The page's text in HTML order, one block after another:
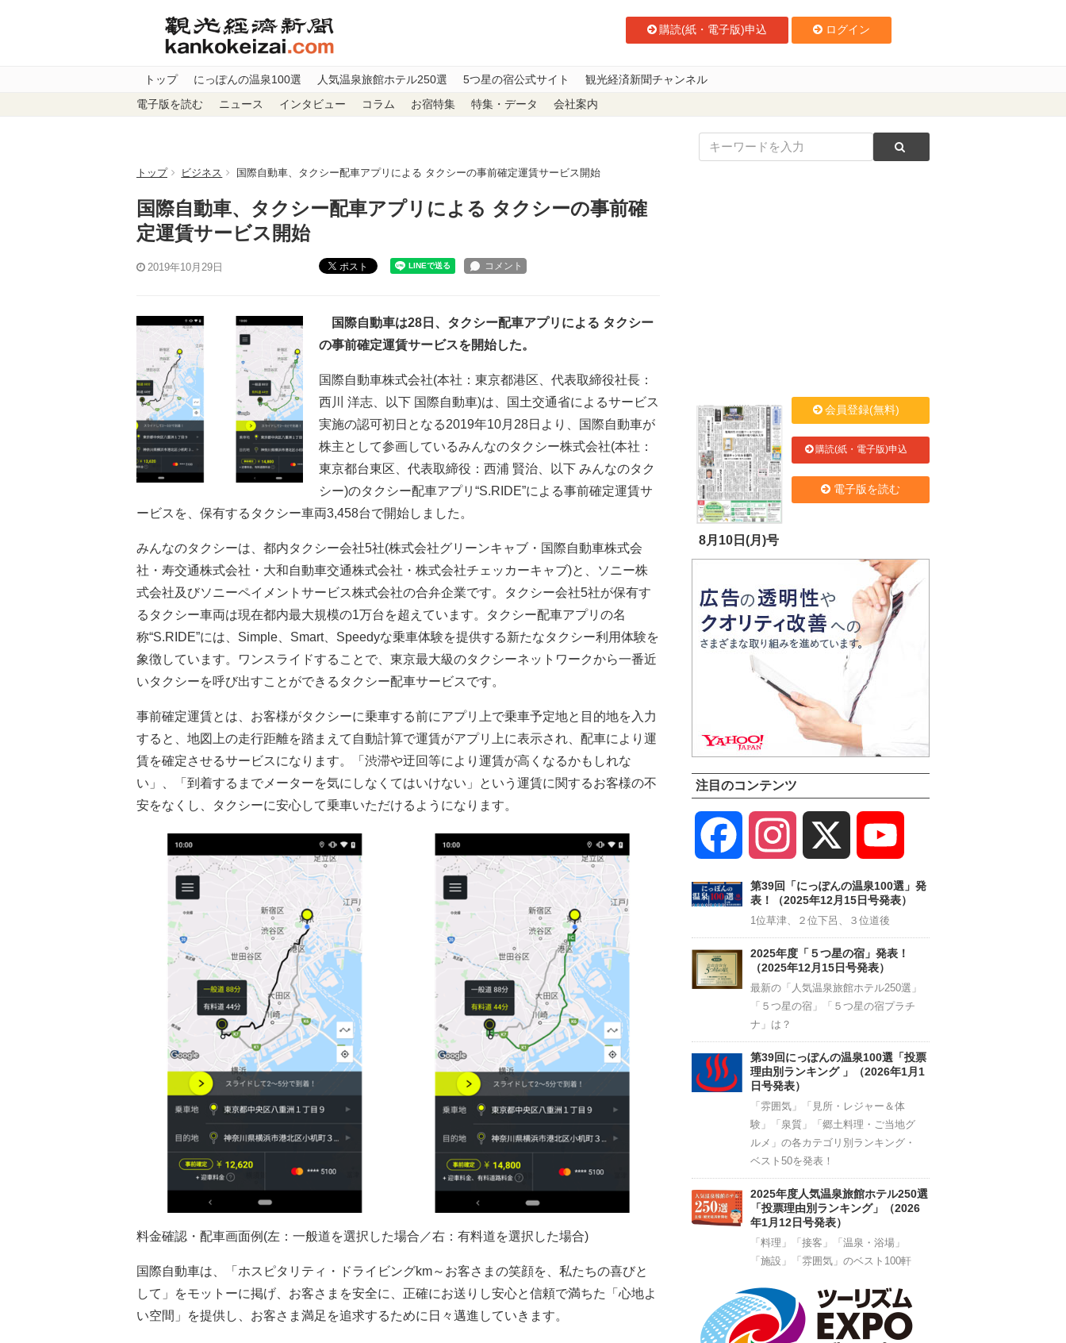
購読(紙・電子版)申込 ログイン
トップ にっぽんの温泉100選 人気温泉旅館ホテル250選 5つ星の宿公式サイト 観光経済新聞チャンネル
電子版を読む ニュース インタビュー コラム お宿特集 特集・データ 会社案内
トップ ビジネス 国際自動車、タクシー配車アプリによる タクシーの事前確定運賃サービス開始
国際自動車、タクシー配車アプリによる タクシーの事前確
定運賃サービス開始
2019年10月29日 ポスト
国際自動車は28日、 タクシー配車アプリによる タクシー
の事前確定運賃サービスを開始した。
国際自動車株式会社(本社：東京都港区、代表取締役社長：
西川 洋志、以下 国際自動車)は、国土交通省によるサービス
実施の認可初日となる2019年10月28日より、国際自動車が
株主として参画しているみんなのタクシー株式会社(本社：
東京都台東区、代表取締役：西浦 賢治、以下 みんなのタク
シー)のタクシー配車アプリ“S.RIDE”による事前確定運賃サ
ービスを、保有するタクシー車両3,458台で開始しました。
みんなのタクシーは、都内タクシー会社5社(株式会社グリーンキャブ・国際自動車株式会
社・寿交通株式会社・大和自動車交通株式会社・株式会社チェッカーキャブ)と、ソニー株
式会社及びソニーペイメントサービス株式会社の合弁企業です。タクシー会社5社が保有す
るタクシー車両は現在都内最大規模の1万台を超えています。タクシー配車アプリの名
称“S.RIDE”には、Simple、Smart、Speedyな乗車体験を提供する新たなタクシー利用体験を
象徴しています。ワンスライドすることで、東京最大級のタクシーネットワークから一番近
いタクシーを呼び出すことができるタクシー配車サービスです。
事前確定運賃とは、お客様がタクシーに乗車する前にアプリ上で乗車予定地と目的地を入力
すると、地図上の走行距離を踏まえて自動計算で運賃がアプリ上に表示され、配車により運
賃を確定させるサービスになります。「渋滞や迂回等により運賃が高くなるかもしれな
い」、「到着するまでメーターを気にしなくてはいけない」という運賃に関するお客様の不
安をなくし、タクシーに安心して乗車いただけるようになります。
料金確認・配車画面例(左：一般道を選択した場合／右：有料道を選択した場合)
国際自動車は、「ホスピタリティ・ドライビングkm～お客さまの笑顔を、私たちの喜びと
して」をモットーに掲げ、お客さまを安全に、正確にお送りし安心と信頼で満ちた「心地よ
い空間」を提供し、お客さま満足を追求するために日々邁進していきます。
8月10日(月)号
会員登録(無料)
購読(紙・電子版)申込
電子版を読む
注目のコンテンツ
Facebook Instagram
Channel
第39回「にっぽんの温泉100選」発
表！（2025年12月15日号発表）
1位草津、２位下呂、３位道後
2025年度「５つ星の宿」発表！
（2025年12月15日号発表）
最新の「人気温泉旅館ホテル250選」
「５つ星の宿」「５つ星の宿プラチ
ナ」は？
第39回にっぽんの温泉100選「投票
理由別ランキング 」（2026年1月1
日号発表）
「雰囲気」「見所・レジャー＆体
験」「泉質」「郷土料理・ご当地グ
ルメ」の各カテゴリ別ランキング・
ベスト50を発表！
2025年度人気温泉旅館ホテル250選
「投票理由別ランキング」（2026
年1月12日号発表）
「料理」「接客」「温泉・浴場」
「施設」「雰囲気」のベスト100軒